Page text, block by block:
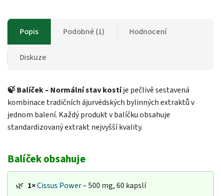
Popis Podobné (1) Hodnocení
Diskuze
🍃 Balíček – Normální stav kostíje pečlivě sestavená
kombinace tradičních ájurvédských bylinných extraktů v
jednom balení. Každý produkt v balíčku obsahuje
standardizovaný extrakt nejvyšší kvality.
Balíček obsahuje
🌿 1×Cissus Power– 500 mg, 60 kapslí